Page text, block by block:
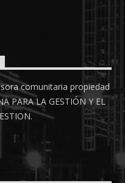
comunitaria propiedad
PARA LA GESTIÓN Y EL